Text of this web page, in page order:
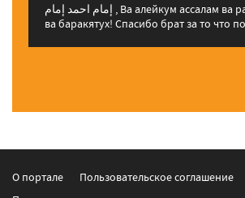
إمام احمد إمام , Ва алейкум ассалам ва рахматуЛлахи
ва баракятух! Спасибо брат за то что
О портале
Пользовательское соглашение